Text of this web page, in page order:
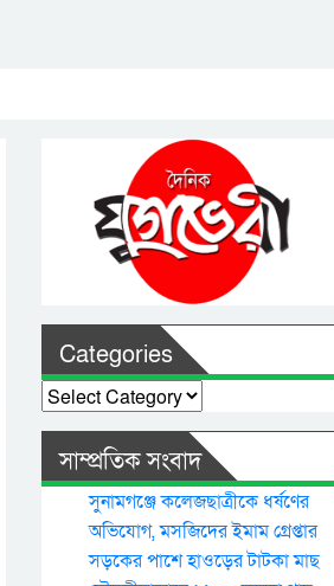
Categories
Categories
সাম্প্রতিক সংবাদ
সুনামগঞ্জে কলেজছাত্রীকে ধর্ষণের
অভিযোগ, মসজিদের ইমাম গ্রেপ্তার
সড়কের পাশে হাওড়ের টাটকা মাছ